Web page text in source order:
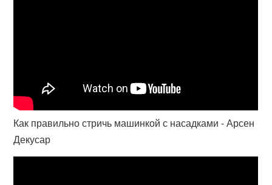
Как правильно стричь машинкой с насадками - Арсен
Декусар